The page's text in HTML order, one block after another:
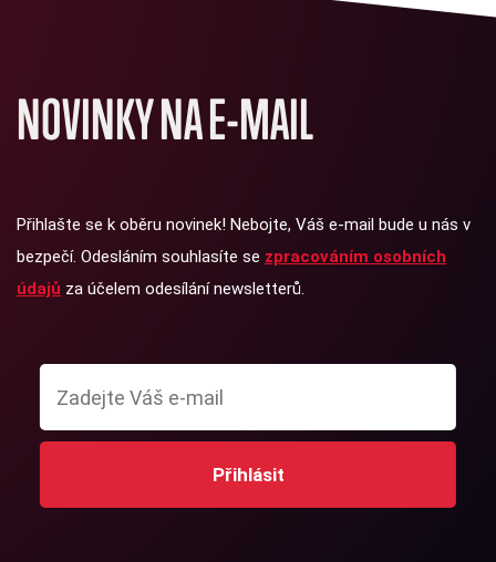
NOVINKY NA E-MAIL
Přihlašte se k oběru novinek! Nebojte, Váš e-mail bude u nás v
bezpečí. Odesláním souhlasíte se zpracováním osobních
údajů za účelem odesílání newsletterů.
Přihlásit